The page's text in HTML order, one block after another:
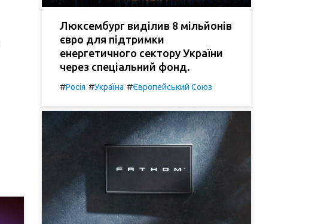
Люксембург виділив 8 мільйонів
євро для підтримки
енергетичного сектору України
через спеціальний фонд.
#Росія #Україна #Європейський Союз